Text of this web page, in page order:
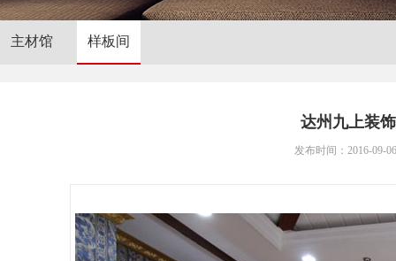
主材馆 样板间
达州九上装
发布时间：2016-09-